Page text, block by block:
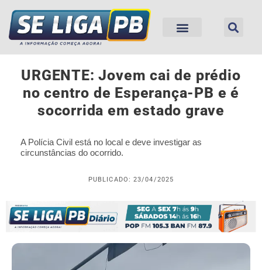
URGENTE: Jovem cai de prédio
no centro de Esperança-PB e é
socorrida em estado grave
A Polícia Civil está no local e deve investigar as
circunstâncias do ocorrido.
PUBLICADO: 23/04/2025